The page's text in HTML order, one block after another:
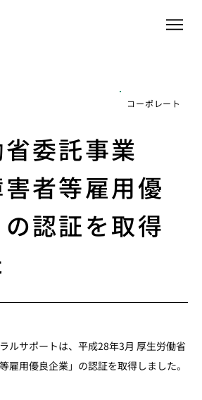
委託事業
害者等雇用優
認証を取得
ルサポートは、平成28年3月 厚生労働省
雇用優良企業」の認証を取得しました。
コーポレート